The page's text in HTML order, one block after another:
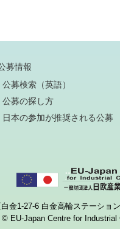
募情報
公募検索（英語）
公募の探し方
日本の参加が推奨される公募
金1-27-6 白金高輪ステーショ
EU-Japan Centre for